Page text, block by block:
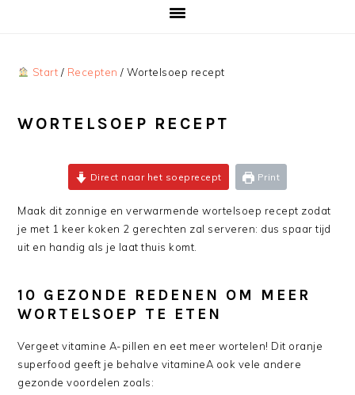
Start / Recepten / Wortelsoep recept
WORTELSOEP RECEPT
Direct naar het soeprecept Print
Maak dit zonnige en verwarmende wortelsoep recept zodat
je met 1 keer koken 2 gerechten zal serveren: dus spaar tijd
uit en handig als je laat thuis komt.
10 GEZONDE REDENEN OM MEER
WORTELSOEP TE ETEN
Vergeet vitamine A-pillen en eet meer wortelen! Dit oranje
superfood geeft je behalve vitamineA ook vele andere
gezonde voordelen zoals: